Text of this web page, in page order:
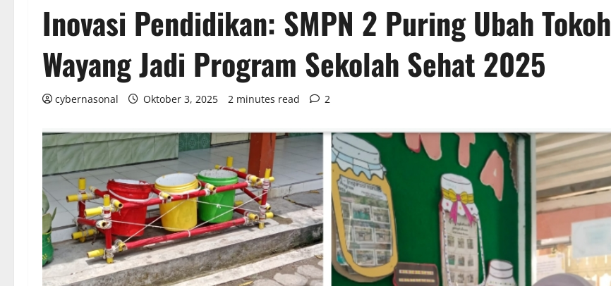
Inovasi Pendidikan: SMPN 2 Puring Ubah Tokoh
Wayang Jadi Program Sekolah Sehat 2025
cybernasonal Oktober 3, 2025 2 minutes read 2